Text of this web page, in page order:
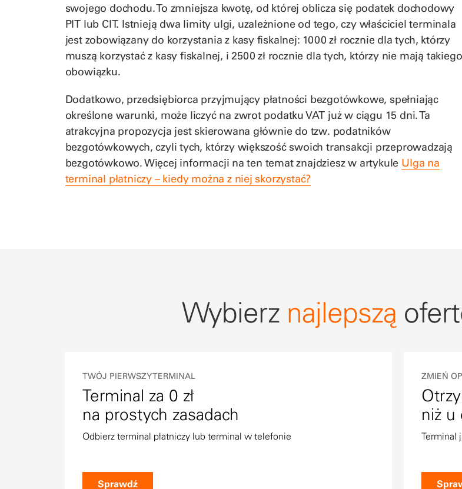
swojego dochodu. To zmniejsza kwotę, od której oblicza się podatek dochodowy
PIT lub CIT. Istnieją dwa limity ulgi, uzależnione od tego, czy właściciel terminala
jest zobowiązany do korzystania z kasy fiskalnej: 1000 zł rocznie dla tych, którzy
muszą korzystać z kasy fiskalnej, i 2500 zł rocznie dla tych, którzy nie mają takiego
obowiązku.
Dodatkowo, przedsiębiorca przyjmujący płatności bezgotówkowe, spełniając
określone warunki, może liczyć na zwrot podatku VAT już w ciągu 15 dni. Ta
atrakcyjna propozycja jest skierowana głównie do tzw. podatników
bezgotówkowych, czyli tych, którzy większość swoich transakcji przeprowadzają
bezgotówkowo. Więcej informacji na ten temat znajdziesz w artykule Ulga na
terminal płatniczy – kiedy można z niej skorzystać?
Wybierz najlepszą
TWÓJ PIERWSZY TERMINAL
Terminal za 0 zł
na prostych zasadach
Odbierz terminal płatniczy lub terminal w telefonie
Sprawdź
ZMIEŃ
niż u
Terminal